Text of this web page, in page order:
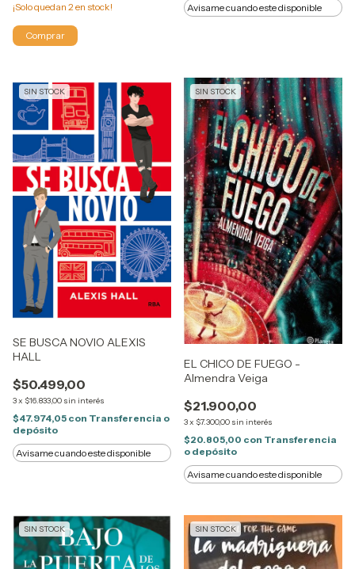
¡Solo quedan 2en stock!
Avisame cuando este disponible
SIN STOCK
SE BUSCA NOVIO ALEXIS
HALL
$50.499,00
3x $16.833,00 sin interés
$47.974,05 con Transferencia o
depósito
Avisame cuando este disponible
SIN STOCK
EL CHICO DE FUEGO -
Almendra Veiga
$21.900,00
3x $7.300,00 sin interés
$20.805,00 con Transferencia
o depósito
Avisame cuando este disponible
SIN STOCK SIN STOCK